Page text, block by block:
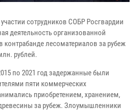
сотрудников СОБР Росгвардии
деятельность организованной
контрабанде лесоматериалов за рубеж
рублей.
по 2021 год задержанные были
пяти коммерческих
приобретением, хранением,
за рубеж. Злоумышленники